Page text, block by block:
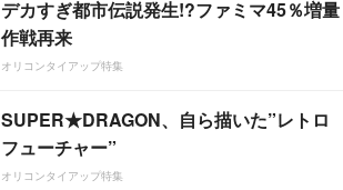
デカすぎ都市伝説発生!?ファミマ45％増量
作戦再来
オリコンタイアップ特集
SUPER★DRAGON、自ら描いた”レトロ
フューチャー”
オリコンタイアップ特集